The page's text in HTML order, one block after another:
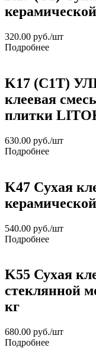
320.00 руб./шт
Подробнее
K17 (C1T)
клеевая
плитки
630.00 руб./шт
Подробнее
K47 Cухая
540.00 руб./шт
Подробнее
K55 Сухая
кг
680.00 руб./шт
Подробнее